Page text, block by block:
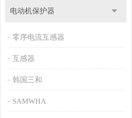
电动机保护器
零序电流互感器
互感器
韩国三和
SAMWHA